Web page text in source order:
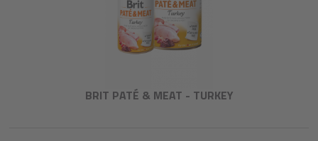
BRIT PATÉ & MEAT - TURKEY